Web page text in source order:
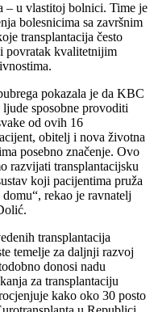
– u vlastitoj bolnici. Time je
bolesnicima sa završnim
transplantacija često
povratak kvalitetnijim
pokazala je da KBC
sposobne provoditi
od ovih 16
obitelj i nova životna
posebno značenje. Ovo
razvijati transplantacijsku
koji pacijentima pruža
rekao je ravnatelj
transplantacija
temelje za daljnji razvoj
donosi nadu
za transplantaciju
kako oko 30 posto